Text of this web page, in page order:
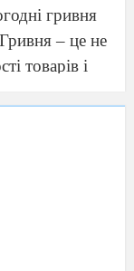
гривня
– це не
товарів і
у
країн